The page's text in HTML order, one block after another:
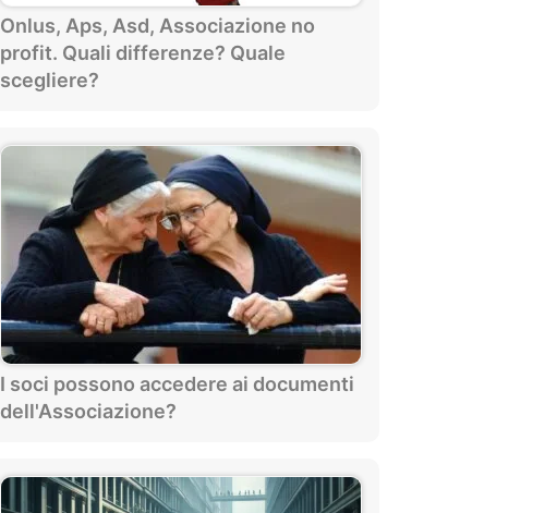
Onlus, Aps, Asd, Associazione no
profit. Quali differenze? Quale
scegliere?
I soci possono accedere ai documenti
dell'Associazione?